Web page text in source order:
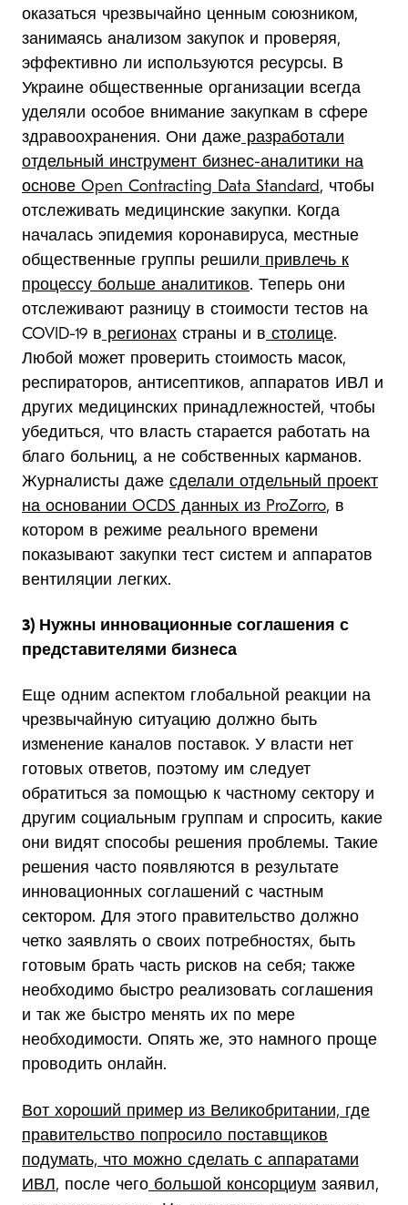
оказаться чрезвычайно ценным союзником,
занимаясь анализом закупок и проверяя,
эффективно ли используются ресурсы. В
Украине общественные организации всегда
уделяли особое внимание закупкам в сфере
здравоохранения. Они даже разработали
отдельный инструмент бизнес-аналитики на
основе Open Contracting Data Standard, чтобы
отслеживать медицинские закупки. Когда
началась эпидемия коронавируса, местные
общественные группы решили привлечь к
процессу больше аналитиков. Теперь они
отслеживают разницу в стоимости тестов на
COVID-19 в регионах страны и в столице.
Любой может проверить стоимость масок,
респираторов, антисептиков, аппаратов ИВЛ и
других медицинских принадлежностей, чтобы
убедиться, что власть старается работать на
благо больниц, а не собственных карманов.
Журналисты даже сделали отдельный проект
на основании OCDS данных из ProZorro, в
котором в режиме реального времени
показывают закупки тест систем и аппаратов
вентиляции легких.
3) Нужны инновационные соглашения с
представителями бизнеса
Еще одним аспектом глобальной реакции на
чрезвычайную ситуацию должно быть
изменение каналов поставок. У власти нет
готовых ответов, поэтому им следует
обратиться за помощью к частному сектору и
другим социальным группам и спросить, какие
они видят способы решения проблемы. Такие
решения часто появляются в результате
инновационных соглашений с частным
сектором. Для этого правительство должно
четко заявлять о своих потребностях, быть
готовым брать часть рисков на себя; также
необходимо быстро реализовать соглашения
и так же быстро менять их по мере
необходимости. Опять же, это намного проще
проводить онлайн.
Вот хороший пример из Великобритании, где
правительство попросило поставщиков
подумать, что можно сделать с аппаратами
ИВЛ , после чего большой консорциум заявил,